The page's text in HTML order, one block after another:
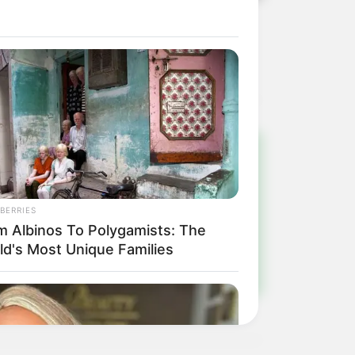
e região
Albinos To Polygamists: The
Most Unique Families